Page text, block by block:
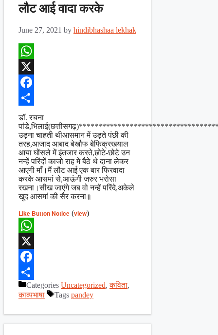
लौट आई वादा करके
June 27, 2021 by hindibhashaa lekhak
WhatsApp
X
Facebook
Share
डॉ. रचना
उड़ना चाहती थीआसमान में उड़ते पंछी की
तरह,आजाद आबाद बेखौफ बेफिक्रखयाल
आया घोंसले में इंतजार करते,छोटे-छोटे उन
नन्हें परिंदों काजो राह मे बैठे थे दाना लेकर
आएगी माँ।मैं लौट आई एक बार फिरवादा
करके आसमां से,आऊंगी जरुर भरोसा
रखना।सीख जाएंगे जब वो नन्हें परिंदे,अकेले
खुद आसमां की सैर करना॥
Like Button Notice (view)
WhatsApp
X
Facebook
ShareCategories Uncategorized,कविता,
काव्यभाषा
Tags pandey